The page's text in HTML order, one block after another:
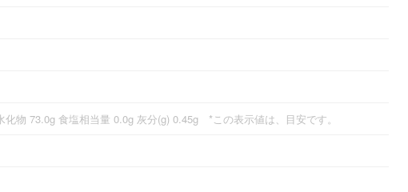
物 73.0g 食塩相当量 0.0g 灰分(g) 0.45g *この表示値は、目安です。